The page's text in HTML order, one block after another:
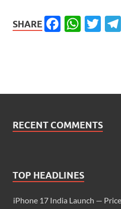
SHARE
RECENT COMMENTS
TOP HEADLINES
iPhone 17 India Launch —